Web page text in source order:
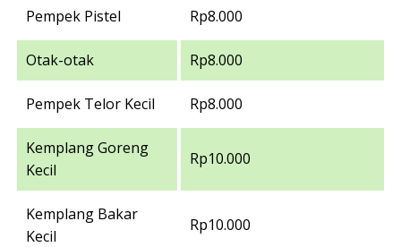
Pempek Pistel Rp8.000
Otak-otak Rp8.000
Pempek Telor Kecil Rp8.000
Kemplang Goreng
Kecil
Rp10.000
Kemplang Bakar
Kecil
Rp10.000